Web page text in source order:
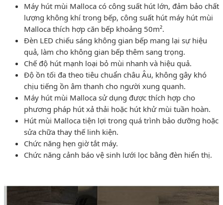
Máy hút mùi Malloca có công suất hút lớn, đảm bảo chất
lượng không khí trong bếp, công suất hút máy hút mùi
Malloca thích hợp căn bếp khoảng 50m².
Đèn LED chiếu sáng không gian bếp mang lại sự hiệu
quả, làm cho không gian bếp thêm sang trọng.
Chế độ hút mạnh loại bỏ mùi nhanh và hiệu quả.
Độ ồn tối đa theo tiêu chuẩn châu Âu, không gây khó
chịu tiếng ồn âm thanh cho người xung quanh.
Máy hút mùi Malloca sử dụng được thích hợp cho
phương pháp hút xả thải hoặc hút khử mùi tuần hoàn.
Hút mùi Malloca tiện lợi trong quá trình bảo dưỡng hoặc
sửa chữa thay thế linh kiện.
Chức năng hẹn giờ tắt máy.
Chức năng cảnh báo vệ sinh lưới lọc bằng đèn hiển thị.